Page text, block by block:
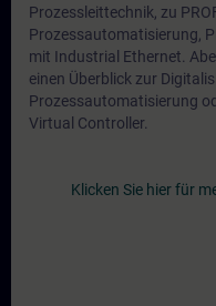
Prozessleittechnik, zu
Prozessautomatisierung,
mit Industrial Ethernet.
einen Überblick zur
Prozessautomatisierung
Virtual Controller.
Klicken Sie hier für